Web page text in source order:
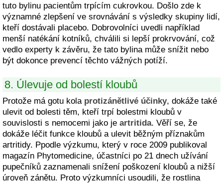
tuto bylinu pacientům trpícím cukrovkou. Došlo zde k
významné zlepšení ve srovnávání s výsledky skupiny lidí,
kteří dostávali placebo. Dobrovolníci uvedli například
menší natékání kotníků, chválili si lepší prokrvování, což
vedlo experty k závěru, že tato bylina může snížit nebo
být dokonce prevencí těchto vážných potíží.
8. Úlevuje od bolestí kloubů
Protože má gotu kola protizánětlivé účinky, dokáže také
ulevit od bolesti těm, kteří trpí bolestmi kloubů v
souvislosti s nemocemi jako je artritida. Věří se, že
dokáže léčit funkce kloubů a ulevit běžným příznakům
artritidy. Ppodle výzkumu, který v roce 2009 publikoval
magazín Phytomedicine, účastníci po 21 dnech užívání
pupečníků zaznamenali snížení poškození kloubů a nižší
úroveň zánětu. Proto výzkumníci usoudili, že rostlina